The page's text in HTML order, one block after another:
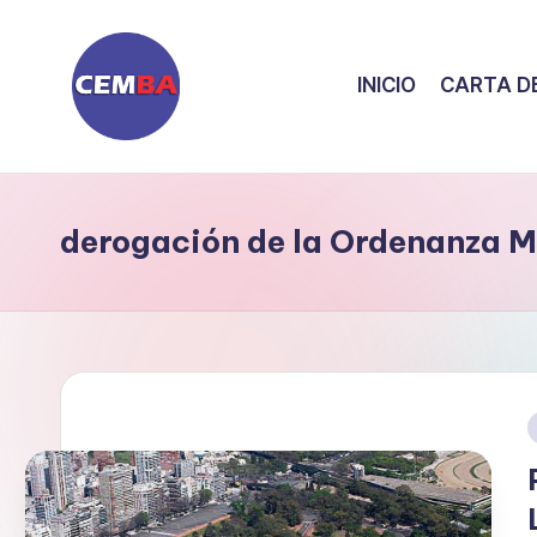
D
a
ri
o
E
M
INICIO CARTA
derogación de la Ordenanza